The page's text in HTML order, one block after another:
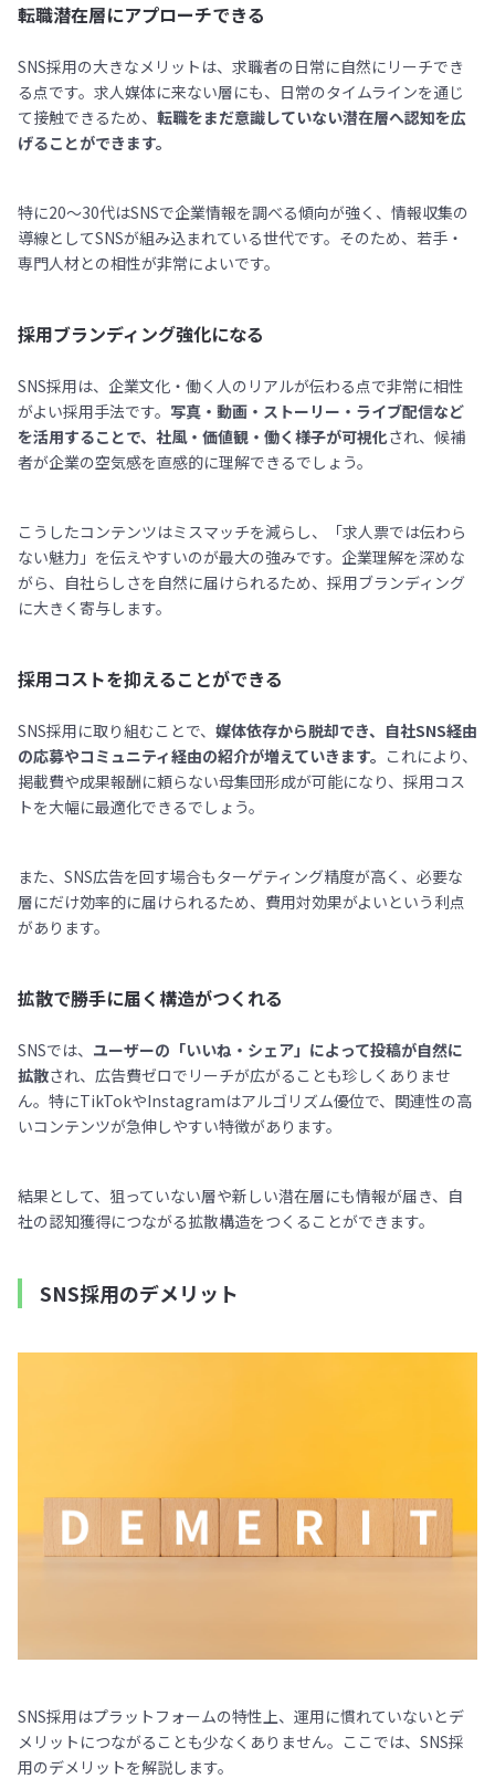
転職潜在層にアプローチできる
SNS採用の大きなメリットは、求職者の日常に自然にリーチでき
る点です。求人媒体に来ない層にも、日常のタイムラインを通じ
て接触できるため、 転職をまだ意識していない潜在層へ認知を広
げることができます。
特に20〜30代はSNSで企業情報を調べる傾向が強く、情報収集の
導線としてSNSが組み込まれている世代です。そのため、若手・
専門人材との相性が非常によいです。
採用ブランディング強化になる
SNS採用は、企業文化・働く人のリアルが伝わる点で非常に相性
がよい採用手法です。 写真・動画・ストーリー・ライブ配信など
を活用することで、社風・価値観・働く様子が可視化され、候補
者が企業の空気感を直感的に理解できるでしょう。
こうしたコンテンツはミスマッチを減らし、「求人票では伝わら
ない魅力」を伝えやすいのが最大の強みです。企業理解を深めな
がら、自社らしさを自然に届けられるため、採用ブランディング
に大きく寄与します。
採用コストを抑えることができる
SNS採用に取り組むことで、 媒体依存から脱却でき、自社SNS経由
の応募やコミュニティ経由の紹介が増えていきます。 これにより、
掲載費や成果報酬に頼らない母集団形成が可能になり、採用コス
トを大幅に最適化できるでしょう。
また、SNS広告を回す場合もターゲティング精度が高く、必要な
層にだけ効率的に届けられるため、費用対効果がよいという利点
があります。
拡散で勝手に届く構造がつくれる
SNSでは、 ユーザーの「いいね・シェア」によって投稿が自然に
拡散され、広告費ゼロでリーチが広がることも珍しくありませ
ん。特にTikTokやInstagramはアルゴリズム優位で、関連性の高
いコンテンツが急伸しやすい特徴があります。
結果として、狙っていない層や新しい潜在層にも情報が届き、自
社の認知獲得につながる拡散構造をつくることができます。
SNS採用のデメリット
SNS採用はプラットフォームの特性上、運用に慣れていないとデ
メリットにつながることも少なくありません。ここでは、SNS採
用のデメリットを解説します。